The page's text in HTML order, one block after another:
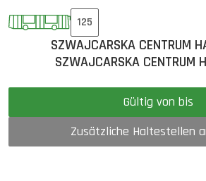
125
SZWAJCARSKA CENTRUM
SZWAJCARSKA CENTRUM
Gültig von bis
Zusätzliche Haltestellen